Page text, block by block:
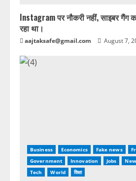
Instagram पर नौकरी नहीं, साइबर
रहा था।
aajtaksafe@gmail.com August 7,
Business Economics Fake news
Government
Innovation Jobs
Tech
World शिक्षा